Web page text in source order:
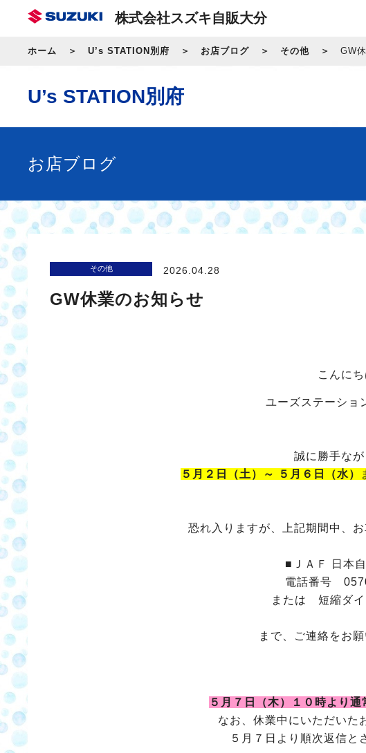
株式会社スズキ自販大分
ホーム U’s STATION別府 お店ブログ その他 GW
U’s STATION別府
お店ブログ
その他 2026.04.28
GW休業のお知らせ
こんにち
ユーズステーショ
誠に勝手な
５月２日（土）～ ５月６日（水）
恐れ入りますが、上記期間中、
■ＪＡＦ 日本
電話番号
または 短縮ダ
まで、ご連絡をお願
５月７日（木）１０時より通
なお、休業中にいただいた
５月７日より順次返信と